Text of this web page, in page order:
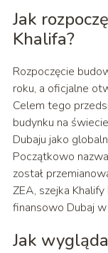
Jak
Khalifa?
Rozpoczęcie
roku, a oficjalne
Celem tego
budynku na
Dubaju jako
Początkowo
został
ZEA, szejka
finansowo Dubaj
Jak